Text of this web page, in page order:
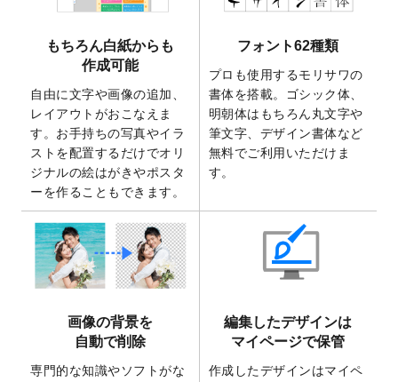
2025/8/1
9,160万点以上の写真やイラスト素材が無料
2025/7/30
キャンバスプリントのデザインテンプレー
トを追加いたしました。
2025/6/30
暑中見舞いのデザインテンプレートを追加
しました。
2025/6/27
キャンバスプリントのデザインテンプレー
トを追加いたしました。
2025/6/24
2026年版1月始まりのカレンダーデザイン
テンプレートを公開いたしました。
2025/6/9
「背景削除機能
」を実装しました。
2025/4/3
DMのデザインテンプレートを追加しまし
た。
を追加しました。
マスキングテープのデザインテンプレート
を追加しました。
もちろん白紙からも
作成可能
自由に文字や画像の追加、
レイアウトがおこなえま
す。お手持ちの写真やイラ
ストを配置するだけでオリ
ジナルの絵はがきやポスタ
ーを作ることもできます。
フォント62種類
プロも使用するモリサワの
書体を搭載。ゴシック体、
明朝体はもちろん丸文字や
筆文字、デザイン書体など
無料でご利用いただけま
す。
画像の背景を
自動で削除
専門的な知識やソフトがな
編集したデザインは
マイページで保管
作成したデザインはマイペ